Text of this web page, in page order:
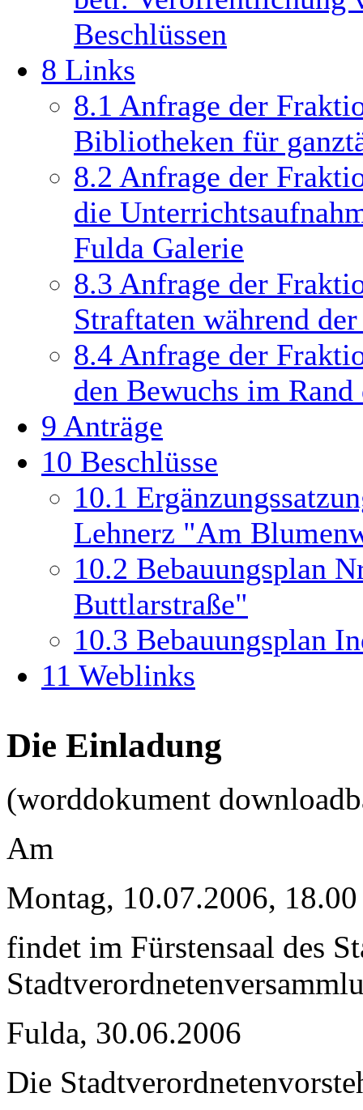
Beschlüssen
8 Links
8.1 Anfrage der
Bibliotheken für
8.2 Anfrage der
die
Fulda Galerie
8.3 Anfrage der
Straftaten während
8.4Anfrage der
den Bewuchs im
9 Anträge
10 Beschlüsse
10.1
Lehnerz "Am
10.2 Bebauungsplan
Buttlarstraße"
10.3 Bebauungsplan
11 Weblinks
Die Einladung
(worddokument
Am
Montag, 10.07.2006,
findet im Fürstensaal des
Fulda, 30.06.2006
Die